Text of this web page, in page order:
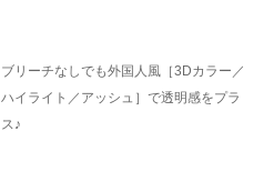
ブリーチなしでも外国人風［3Dカラー／
ハイライト／アッシュ］で透明感をプラ
ス♪